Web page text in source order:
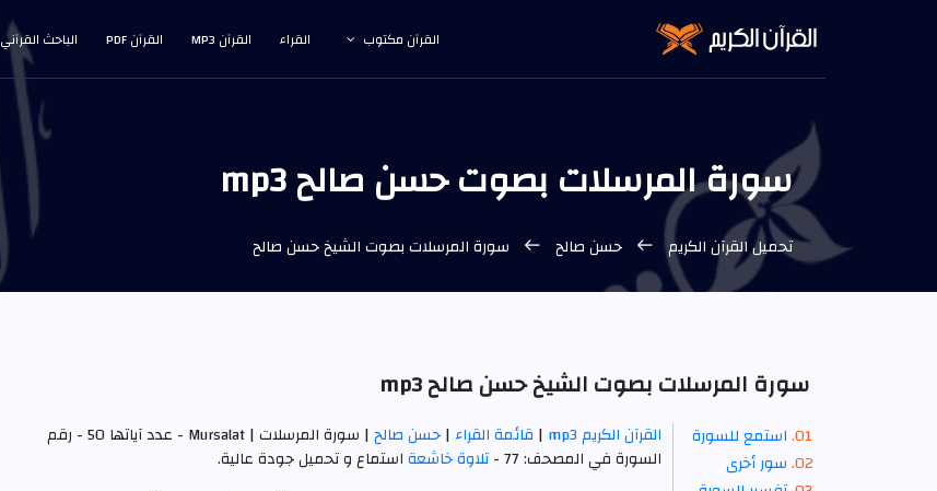
القرآن مكتوب القراء القرآن MP3 القرآن PDF الباحث القرآني
سورة المرسلات بصوت حسن صالح mp3
تحميل القرآن الكريم حسن صالح سورة المرسلات بصوت الشيخ حسن صالح
سورة المرسلات بصوت الشيخ حسن صالح mp3
استمع للسورة
سور أخرى
القرآن الكريم mp3 | قائمة القراء|حسن صالح
| سورة المرسلات | Mursalat - عدد آياتها 50 - رقم
السورة في المصحف: 77 -
تلاوة خاشعةاستماع و تحميل جودة عالية.